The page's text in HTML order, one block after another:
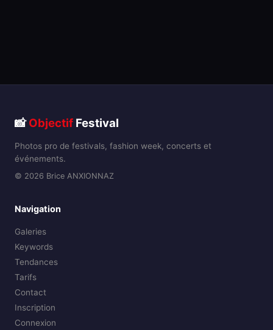
📸Objectif Festival
Photos pro de festivals, fashion week, concerts et
événements.
© 2026 Brice ANXIONNAZ
Navigation
Galeries
Keywords
Tendances
Tarifs
Contact
Inscription
Connexion